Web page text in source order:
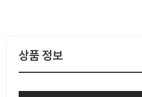
상품 정보